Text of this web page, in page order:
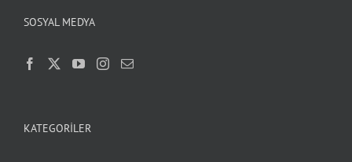
SOSYAL MEDYA
KATEGORILER